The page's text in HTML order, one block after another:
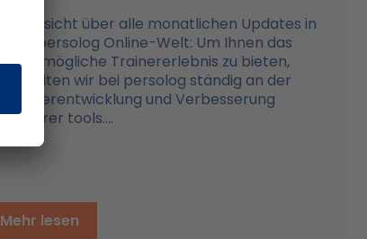
Übersicht über alle monatlichen Updates in
der persolog Online-Welt: Um Ihnen das
bestmögliche Trainererlebnis zu bieten,
arbeiten wir bei persolog ständig an der
Weiterentwicklung und Verbesserung
unserer tools....
Mehr lesen